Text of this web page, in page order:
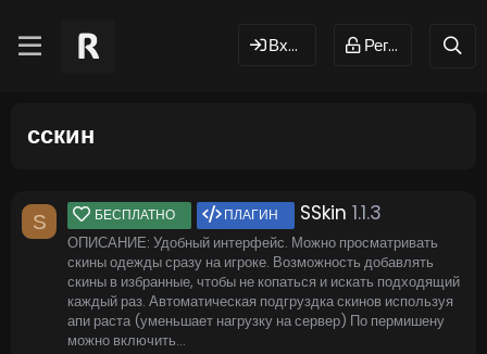
Вход Регистрация
сскин
S БЕСПЛАТНО ПЛАГИН SSkin 1.1.3
ОПИСАНИЕ: Удобный интерфейс. Можно просматривать
скины одежды сразу на игроке. Возможность добавлять
скины в избранные, чтобы не копаться и искать подходящий
каждый раз. Автоматическая подгруздка скинов используя
апи раста (уменьшает нагрузку на сервер) По пермишену
можно включить...